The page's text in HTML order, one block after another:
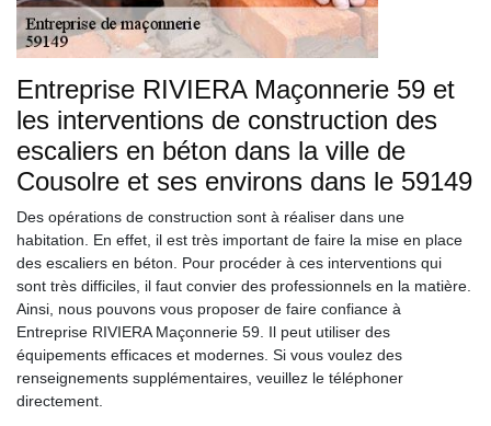
Entreprise RIVIERA Maçonnerie 59 et
les interventions de construction des
escaliers en béton dans la ville de
Cousolre et ses environs dans le 59149
Des opérations de construction sont à réaliser dans une
habitation. En effet, il est très important de faire la mise en place
des escaliers en béton. Pour procéder à ces interventions qui
sont très difficiles, il faut convier des professionnels en la matière.
Ainsi, nous pouvons vous proposer de faire confiance à
Entreprise RIVIERA Maçonnerie 59. Il peut utiliser des
équipements efficaces et modernes. Si vous voulez des
renseignements supplémentaires, veuillez le téléphoner
directement.